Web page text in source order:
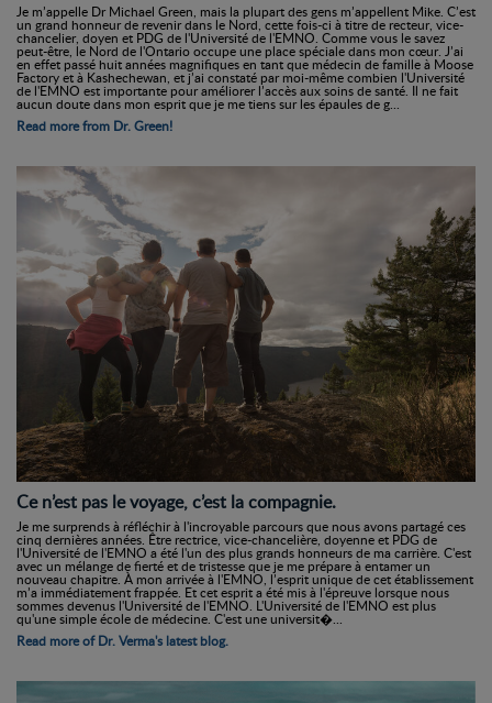
Je m’appelle Dr Michael Green, mais la plupart des gens m’appellent Mike. C’est
un grand honneur de revenir dans le Nord, cette fois-ci à titre de recteur, vice-
chancelier, doyen et PDG de l'Université de l'EMNO. Comme vous le savez
peut-être, le Nord de l'Ontario occupe une place spéciale dans mon cœur. J’ai
en effet passé huit années magnifiques en tant que médecin de famille à Moose
Factory et à Kashechewan, et j’ai constaté par moi-même combien l'Université
de l'EMNO est importante pour améliorer l’accès aux soins de santé. Il ne fait
aucun doute dans mon esprit que je me tiens sur les épaules de g...
Read more from Dr. Green!
Ce n’est pas le voyage, c’est la compagnie.
Je me surprends à réfléchir à l'incroyable parcours que nous avons partagé ces
cinq dernières années. Être rectrice, vice-chancelière, doyenne et PDG de
l'Université de l'EMNO a été l'un des plus grands honneurs de ma carrière. C'est
avec un mélange de fierté et de tristesse que je me prépare à entamer un
nouveau chapitre. À mon arrivée à l'EMNO, l’esprit unique de cet établissement
m’a immédiatement frappée. Et cet esprit a été mis à l'épreuve lorsque nous
sommes devenus l'Université de l'EMNO. L'Université de l'EMNO est plus
qu'une simple école de médecine. C'est une universit�...
Read more of Dr. Verma's latest blog.